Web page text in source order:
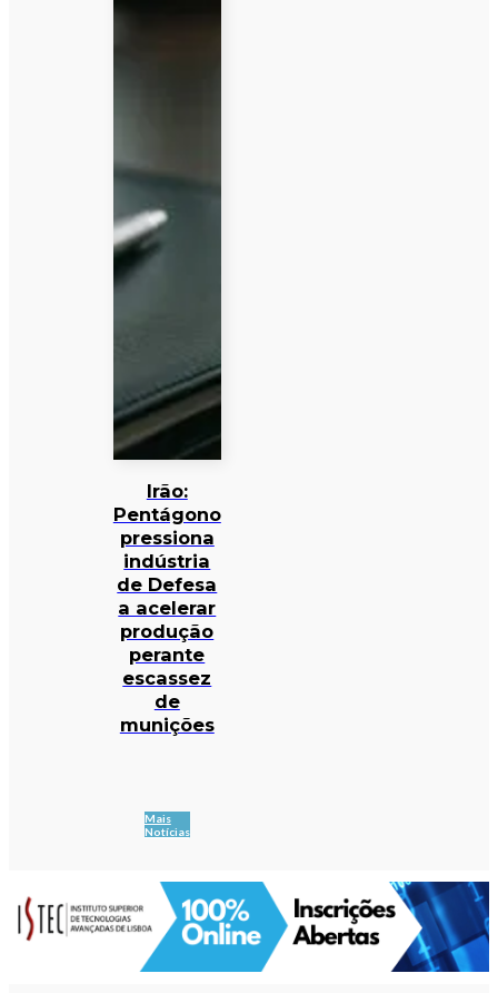
Irão:
Pentágono
pressiona
indústria
de Defesa
a acelerar
produção
perante
escassez
de
munições
Mais
Notícias